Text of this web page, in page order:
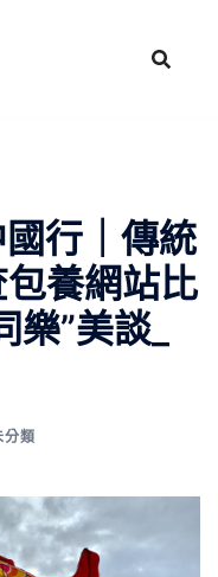
行｜傳統
養網站比
”美談_
分類